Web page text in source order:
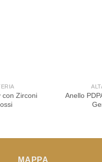
con Zirconi
Anello
MAPPA